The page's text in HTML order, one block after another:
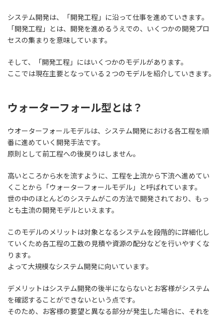
システム開発は、「開発工程」に沿って仕事を進めていきます。
「開発工程」とは、 開発を進めるうえでの、いくつかの開発プロ
セスの集まり を意味しています。
そして、「開発工程」にはいくつかのモデルがあります。
ここでは現在主要となっている２つのモデルを紹介していきます。
ウォーターフォール型とは？
ウオーターフォールモデルは、システム開発における各工程を順
番に進めていく開発手法です。
原則として前工程への後戻りはしません。
高いところから水を流すように、工程を上流から下流へ進めてい
くことから「ウォーターフォールモデル」と呼ばれています。
世の中のほとんどのシステムがこの方法で開発されており、もっ
とも主流の開発モデルといえます。
このモデルのメリットは対象となるシステムを段階的に詳細化し
ていくため各工程の工数の見積や資源の配分などを行いやすくな
ります。
よって大規模なシステム開発に向いています。
デメリットはシステム開発の後半にならないとお客様がシステム
を確認することができないという点です。
そのため、お客様の要望と異なる部分が発生した場合に、それを